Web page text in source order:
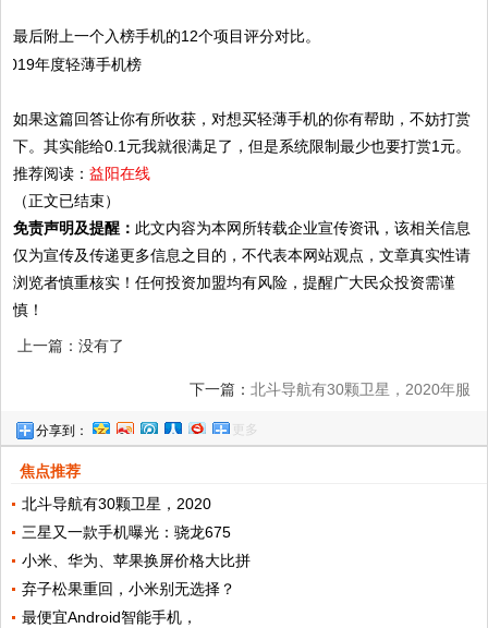
最后附上一个入榜手机的12个项目评分对比。
如果这篇回答让你有所收获，对想买轻薄手机的你有帮助，不妨打赏
下。其实能给0.1元我就很满足了，但是系统限制最少也要打赏1元。
推荐阅读：益阳在线
（正文已结束）
免责声明及提醒： 此文内容为本网所转载企业宣传资讯，该相关信息
仅为宣传及传递更多信息之目的，不代表本网站观点，文章真实性请
浏览者慎重核实！任何投资加盟均有风险，提醒广大民众投资需谨
慎！
上一篇：没有了
下一篇： 北斗导航有30颗卫星，2020年服
分享到： 更多
焦点推荐
北斗导航有30颗卫星，2020
三星又一款手机曝光：骁龙675
小米、华为、苹果换屏价格大比拼
弃子松果重回，小米别无选择？
最便宜Android智能手机，